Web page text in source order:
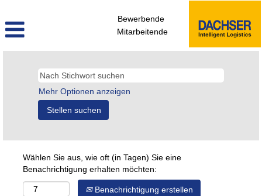
Bewerbende
Mitarbeitende
Mehr Optionen anzeigen
Wählen Sie aus, wie oft (in Tagen) Sie eine
Benachrichtigung erhalten möchten:
Benachrichtigung erstellen